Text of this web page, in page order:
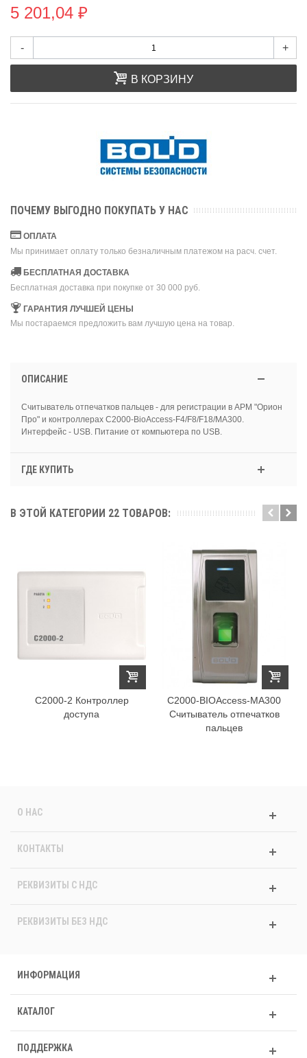
5 201,04 ₽
- +
В КОРЗИНУ
ПОЧЕМУ ВЫГОДНО ПОКУПАТЬ У НАС
ОПЛАТА
Мы принимает оплату только безналичным платежом на расч. счет.
БЕСПЛАТНАЯ ДОСТАВКА
Бесплатная доставка при покупке от 30 000 руб.
ГАРАНТИЯ ЛУЧШЕЙ ЦЕНЫ
Мы постараемся предложить вам лучшую цена на товар.
ОПИСАНИЕ
Считыватель отпечатков пальцев - для регистрации в АРМ "Орион
Про" и контроллерах C2000-BioAccess-F4/F8/F18/MA300.
Интерфейс - USB. Питание от компьютера по USB.
ГДЕ КУПИТЬ
В ЭТОЙ КАТЕГОРИИ 22 ТОВАРОВ:
С2000-2 Контроллер
доступа
С2000-BIOAccess-MA300
Считыватель отпечатков
пальцев
О НАС
КОНТАКТЫ
РЕКВИЗИТЫ C НДС
РЕКВИЗИТЫ БЕЗ НДС
ИНФОРМАЦИЯ
КАТАЛОГ
ПОДДЕРЖКА